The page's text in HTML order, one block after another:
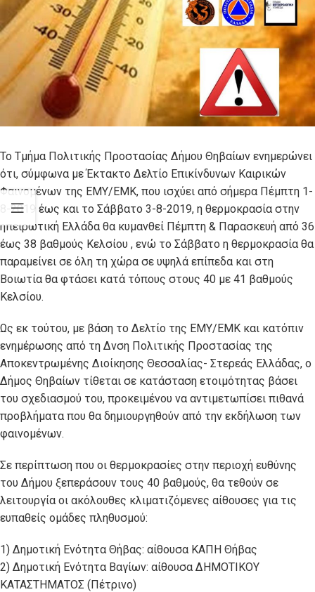
Το Τμήμα Πολιτικής Προστασίας Δήμου Θηβαίων ενημερώνει
ότι, σύμφωνα με Έκτακτο Δελτίο Επικίνδυνων Καιρικών
Φαινομένων της ΕΜΥ/ΕΜΚ, που ισχύει από σήμερα Πέμπτη 1-
8-2019 έως και το Σάββατο 3-8-2019, η θερμοκρασία στην
ηπειρωτική Ελλάδα θα κυμανθεί Πέμπτη & Παρασκευή από 36
έως 38 βαθμούς Κελσίου , ενώ το Σάββατο η θερμοκρασία θα
παραμείνει σε όλη τη χώρα σε υψηλά επίπεδα και στη
Βοιωτία θα φτάσει κατά τόπους στους 40 με 41 βαθμούς
Κελσίου.
Ως εκ τούτου, με βάση το Δελτίο της ΕΜΥ/ΕΜΚ και κατόπιν
ενημέρωσης από τη Δνση Πολιτικής Προστασίας της
Αποκεντρωμένης Διοίκησης Θεσσαλίας- Στερεάς Ελλάδας, ο
Δήμος Θηβαίων τίθεται σε κατάσταση ετοιμότητας βάσει
του σχεδιασμού του, προκειμένου να αντιμετωπίσει πιθανά
προβλήματα που θα δημιουργηθούν από την εκδήλωση των
φαινομένων.
Σε περίπτωση που οι θερμοκρασίες στην περιοχή ευθύνης
του Δήμου ξεπεράσουν τους 40 βαθμούς, θα τεθούν σε
λειτουργία οι ακόλουθες κλιματιζόμενες αίθουσες για τις
ευπαθείς ομάδες πληθυσμού:
1) Δημοτική Ενότητα Θήβας: αίθουσα ΚΑΠΗ Θήβας
2) Δημοτική Ενότητα Βαγίων: αίθουσα ΔΗΜΟΤΙΚΟΥ
ΚΑΤΑΣΤΗΜΑΤΟΣ (Πέτρινο)